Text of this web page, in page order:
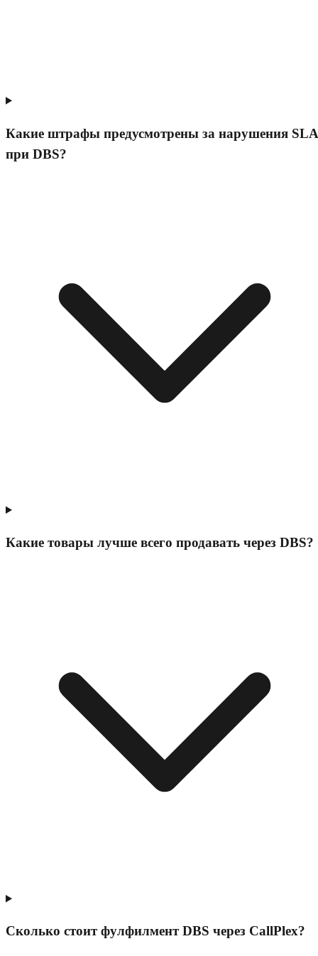
Какие штрафы предусмотрены за нарушения SLA
при DBS?
Какие товары лучше всего продавать через DBS?
Сколько стоит фулфилмент DBS через CallPlex?